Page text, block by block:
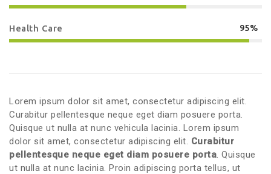
Health Care 95%
Lorem ipsum dolor sit amet, consectetur adipiscing elit.
Curabitur pellentesque neque eget diam posuere porta.
Quisque ut nulla at nunc vehicula lacinia. Lorem ipsum
dolor sit amet, consectetur adipiscing elit. Curabitur
pellentesque neque eget diam posuere porta. Quisque
ut nulla at nunc lacinia. Proin adipiscing porta tellus, ut